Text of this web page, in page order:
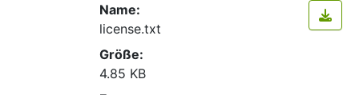
Name:
license.txt
Größe:
4.85 KB